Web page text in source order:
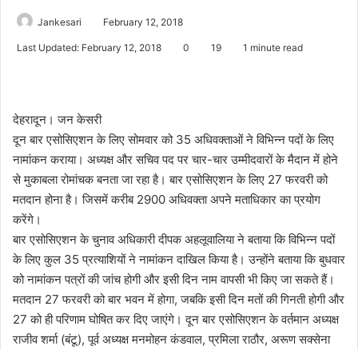
Jankesari February 12, 2018
Last Updated: February 12, 2018 0 19 1 minute read
देहरादून। जन केसरी
दून बार एसोसिएशन के लिए सोमवार को 35 अधिवक्ताओं ने विभिन्न पदों के लिए
नामांकन कराया। अध्यक्ष और सचिव पद पर चार-चार उम्मीदवारों के मैदान में होने
से मुकाबला रोमांचक बनता जा रहा है। बार एसोसिएशन के लिए 27 फरवरी को
मतदान होना है। जिसमें करीब 2900 अधिवक्ता अपने मताधिकार का प्रयोग
करेंगे।
बार एसोसिएशन के चुनाव अधिकारी दीपक अहलूवालिया ने बताया कि विभिन्न पदों
के लिए कुल 35 प्रत्याशियों ने नामांकन दाखिल किया है। उन्होंने बताया कि बुधवार
को नामांकन पत्रों की जांच होगी और इसी दिन नाम वापसी भी किए जा सकते हैं।
मतदान 27 फरवरी को बार भवन में होगा, जबकि इसी दिन मतों की गिनती होगी और
27 को ही परिणाम घोषित कर दिए जाएंगे। दून बार एसोसिएशन के वर्तमान अध्यक्ष
राजीव शर्मा (बंटू), पूर्व अध्यक्ष मनमोहन कंडवाल, प्रमिला राठौर, अरूण सक्सेना